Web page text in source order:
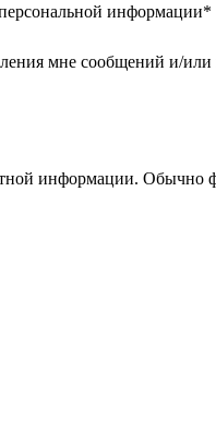
информации*
мне сообщений и/
информации.